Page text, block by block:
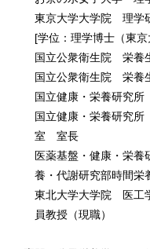
東京大学大学院 理学
[学位：理学博士（東京
国立公衆衛生院 栄養
国立公衆衛生院 栄養
国立健康・栄養研究
国立健康・栄養研究
室 室長
医薬基盤・健康・栄
養・代謝研究部時間
東北大学大学院 医工
員教授（現職）